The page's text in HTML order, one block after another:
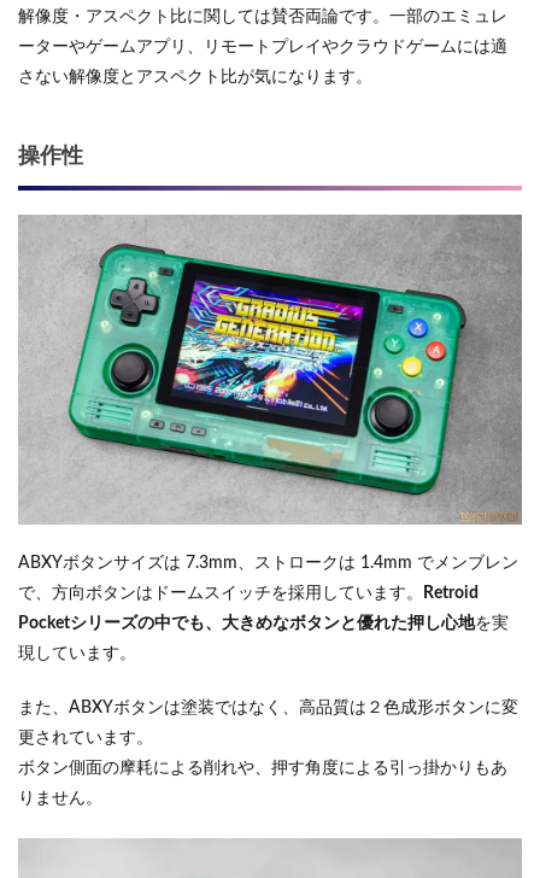
解像度・アスペクト比に関しては賛否両論です。一部のエミュレ
ーターやゲームアプリ、リモートプレイやクラウドゲームには適
さない解像度とアスペクト比が気になります。
操作性
ABXYボタンサイズは 7.3mm、ストロークは 1.4mm でメンブレン
で、方向ボタンはドームスイッチを採用しています。
Retroid
Pocketシリーズの中でも、大きめなボタンと優れた押し心地を実
現しています。
また、ABXYボタンは塗装ではなく、高品質は２色成形ボタンに変
更されています。
ボタン側面の摩耗による削れや、押す角度による引っ掛かりもあ
りません。